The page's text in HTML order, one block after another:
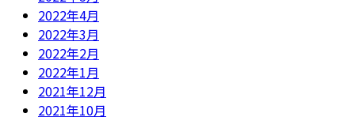
2022年4月
2022年3月
2022年2月
2022年1月
2021年12月
2021年10月